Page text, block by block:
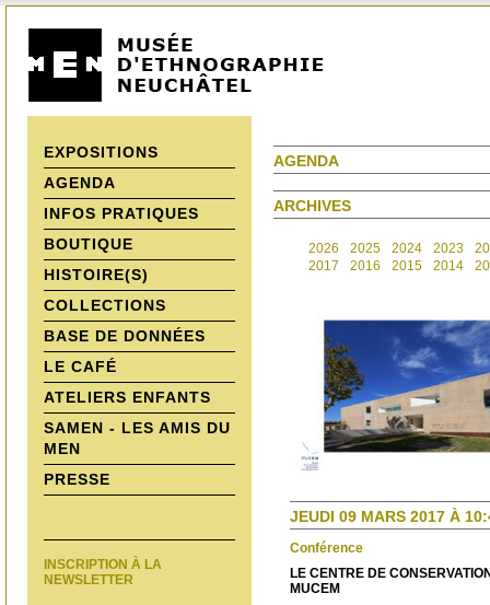
EXPOSITIONS
AGENDA
INFOS PRATIQUES
BOUTIQUE
HISTOIRE(S)
COLLECTIONS
BASE DE DONNÉES
LE CAFÉ
ATELIERS ENFANTS
SAMEN - LES AMIS DU
MEN
PRESSE
INSCRIPTION À LA
NEWSLETTER
AGENDA
ARCHIVES
2026 2025 2024 2023
2017
2016 2015 2014
JEUDI 09 MARS 2017 À
Conférence
LE CENTRE DE
MUCEM